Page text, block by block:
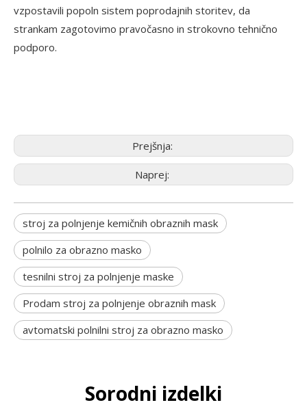
vzpostavili popoln sistem poprodajnih storitev, da
strankam zagotovimo pravočasno in strokovno tehnično
podporo.
Prejšnja:
Naprej:
stroj za polnjenje kemičnih obraznih mask
polnilo za obrazno masko
tesnilni stroj za polnjenje maske
Prodam stroj za polnjenje obraznih mask
avtomatski polnilni stroj za obrazno masko
Sorodni izdelki